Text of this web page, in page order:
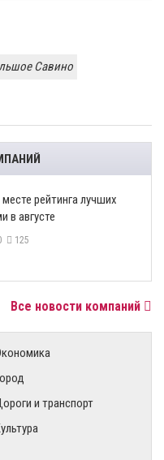
Савино
рейтинга лучших
в августе
125
Все новости компаний
и транспорт